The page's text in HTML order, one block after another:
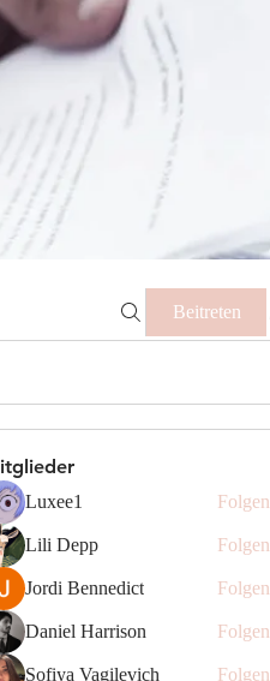
Beitreten
Luxee1 Folgen
Lili Depp Folgen
Jordi Bennedict Folgen
Daniel Harrison Folgen
Sofiya Vagilevich
Folgen